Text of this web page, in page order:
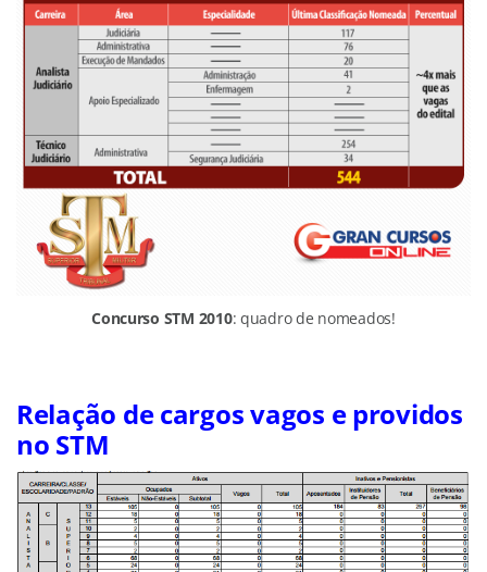
Concurso STM 2010: quadro de nomeados!
Relação de cargos vagos e providos
no STM